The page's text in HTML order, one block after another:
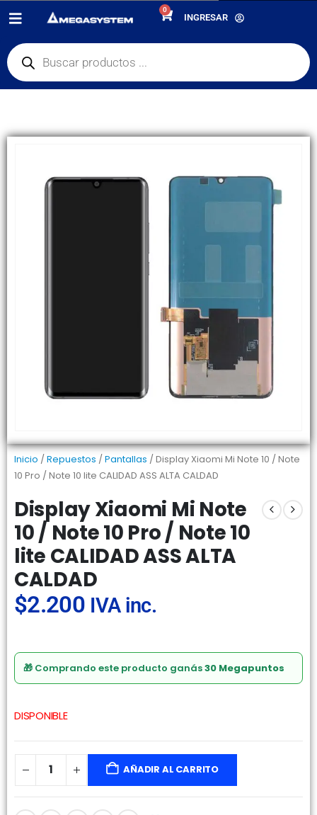
0
INGRESAR
PRODUCTOSREPUESTOS
PANTALLAS
ALTA CALDAD
Inicio /Repuestos /Pantallas / Display Xiaomi Mi Note 10 / Note
10 Pro / Note 10 lite CALIDAD ASS ALTA CALDAD
Display Xiaomi Mi Note
10 / Note 10 Pro / Note 10
lite CALIDAD ASS ALTA
CALDAD
$2.200 IVA inc.
🎁 Comprando este producto ganás30 Megapuntos
DISPONIBLE
AÑADIR AL CARRITO